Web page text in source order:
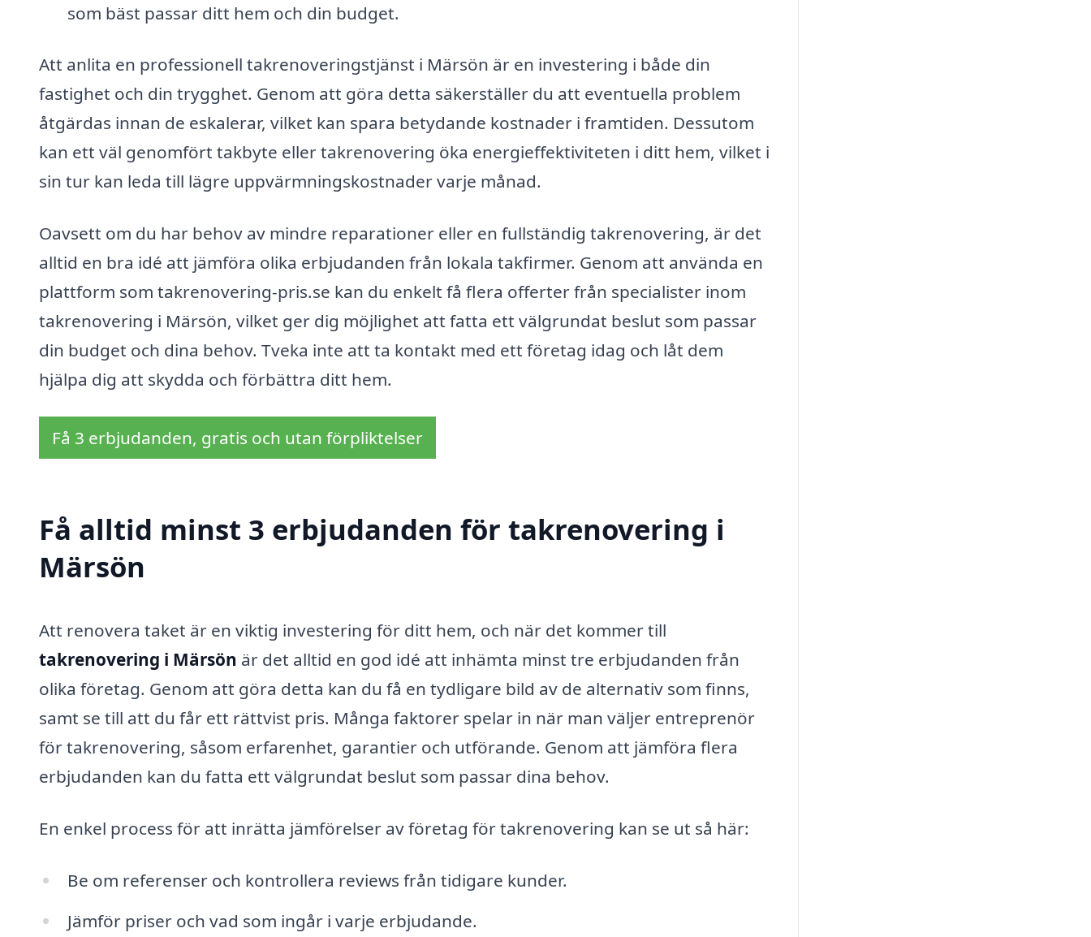
som bäst passar ditt hem och din budget.
Att anlita en professionell takrenoveringstjänst i Märsön är en investering i både din
fastighet och din trygghet. Genom att göra detta säkerställer du att eventuella problem
åtgärdas innan de eskalerar, vilket kan spara betydande kostnader i framtiden. Dessutom
kan ett väl genomfört takbyte eller takrenovering öka energieffektiviteten i ditt hem, vilket i
sin tur kan leda till lägre uppvärmningskostnader varje månad.
Oavsett om du har behov av mindre reparationer eller en fullständig takrenovering, är det
alltid en bra idé att jämföra olika erbjudanden från lokala takfirmer. Genom att använda en
plattform som takrenovering-pris.se kan du enkelt få flera offerter från specialister inom
takrenovering i Märsön, vilket ger dig möjlighet att fatta ett välgrundat beslut som passar
din budget och dina behov. Tveka inte att ta kontakt med ett företag idag och låt dem
hjälpa dig att skydda och förbättra ditt hem.
Få 3 erbjudanden, gratis och utan förpliktelser
Få alltid minst 3 erbjudanden för takrenovering i
Märsön
Att renovera taket är en viktig investering för ditt hem, och när det kommer till
takrenovering i Märsön är det alltid en god idé att inhämta minst tre erbjudanden från
olika företag. Genom att göra detta kan du få en tydligare bild av de alternativ som finns,
samt se till att du får ett rättvist pris. Många faktorer spelar in när man väljer entreprenör
för takrenovering, såsom erfarenhet, garantier och utförande. Genom att jämföra flera
erbjudanden kan du fatta ett välgrundat beslut som passar dina behov.
En enkel process för att inrätta jämförelser av företag för takrenovering kan se ut så här:
Be om referenser och kontrollera reviews från tidigare kunder.
Jämför priser och vad som ingår i varje erbjudande.